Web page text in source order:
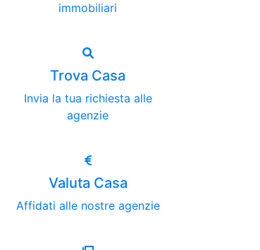
immobiliari
Trova Casa
Invia la tua richiesta alle
agenzie
Valuta Casa
Affidati alle nostre agenzie